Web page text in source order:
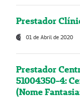
Prestador
01 de Abril de 2020
Prestador
51004350-4:
(Nome